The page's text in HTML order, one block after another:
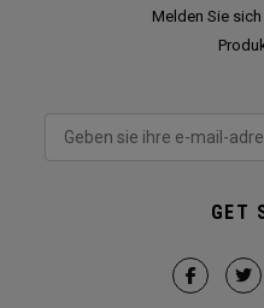
Melden Sie
GET